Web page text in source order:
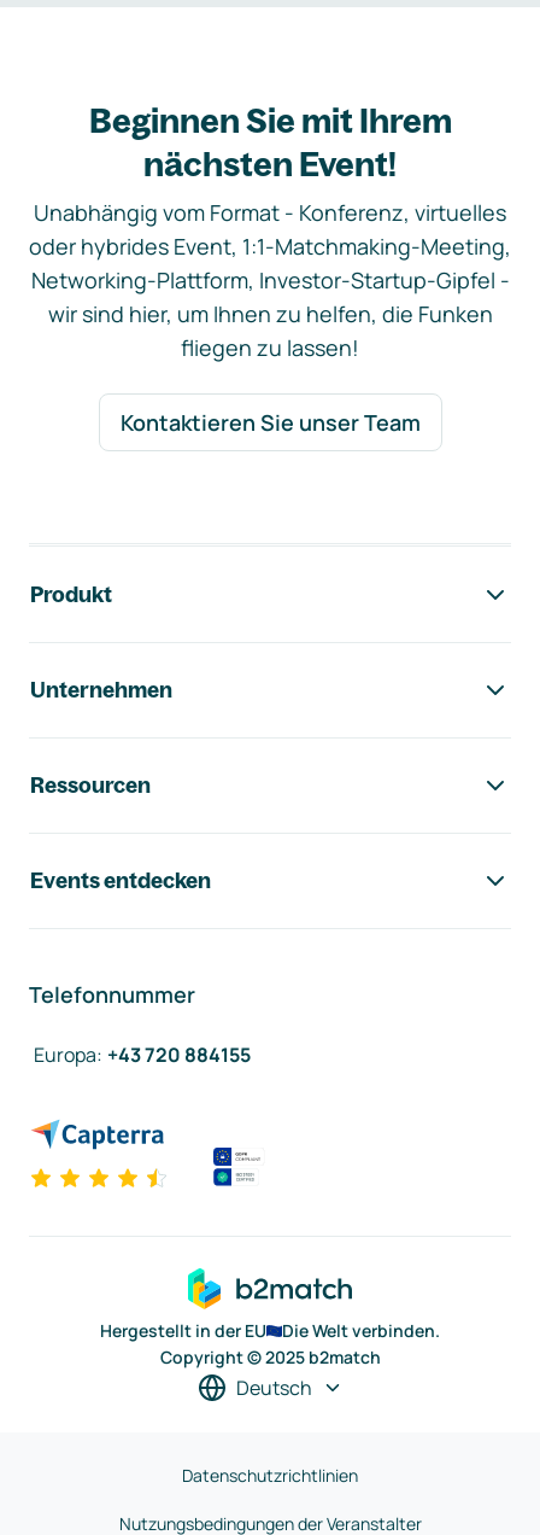
Beginnen Sie mit Ihrem
nächsten Event!
Unabhängig vom Format - Konferenz, virtuelles
oder hybrides Event, 1:1-Matchmaking-Meeting,
Networking-Plattform, Investor-Startup-Gipfel -
wir sind hier, um Ihnen zu helfen, die Funken
fliegen zu lassen!
Kontaktieren Sie unser Team
Produkt
Unternehmen
Ressourcen
Events entdecken
Telefonnummer
Europa: +43 720 884155
Hergestellt in der EU
Die Welt verbinden.
Copyright © 2025 b2match
Deutsch
Datenschutzrichtlinien
Nutzungsbedingungen der Veranstalter